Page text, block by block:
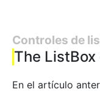
Controles de
The
En el artículo